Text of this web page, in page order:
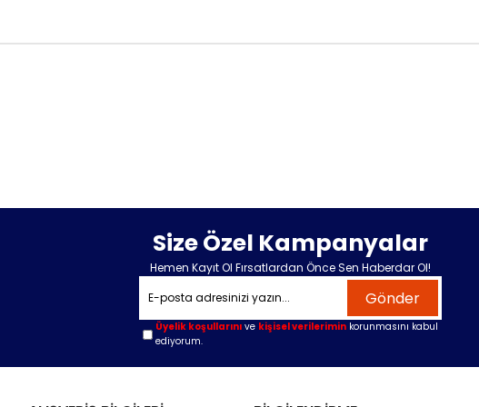
Size Özel Kampanyalar
Hemen Kayıt Ol Fırsatlardan Önce Sen Haberdar Ol!
Gönder
Üyelik koşullarını ve kişisel verilerimin korunmasını kabul
ediyorum.